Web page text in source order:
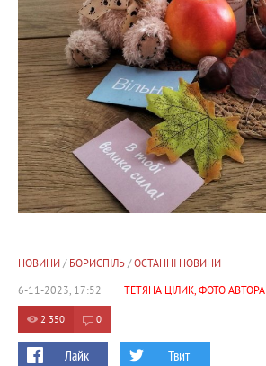
НОВИНИ/ БОРИСПІЛЬ/ ОСТАННІ НОВИНИ
6-11-2023, 17:52
ТЕТЯНА ЦІЛИК, ФОТО АВТОРА
2 350 0
Лайк Твит